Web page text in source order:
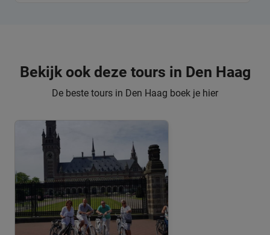
Bekijk ook deze tours in Den Haag
De beste tours in Den Haag boek je hier